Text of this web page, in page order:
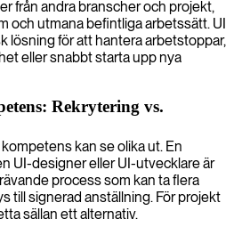
från andra branscher och projekt,
och utmana befintliga arbetssätt. UI
lösning för att hantera arbetstoppar,
eller snabbt starta upp nya
Rekrytering vs.
kan se olika ut. En
UI-designer eller UI-utvecklare är
process som kan ta flera
till signerad anställning. För projekt
sällan ett alternativ.